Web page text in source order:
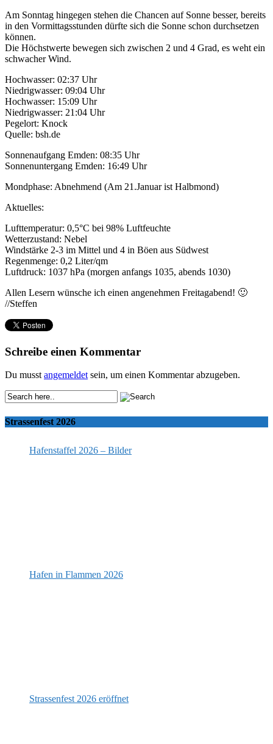
Am Sonntag hingegen stehen die Chancen auf Sonne besser, bereits
in den Vormittagsstunden dürfte sich die Sonne schon durchsetzen
können.
Die Höchstwerte bewegen sich zwischen 2 und 4 Grad, es weht ein
schwacher Wind.
Hochwasser: 02:37 Uhr
Niedrigwasser: 09:04 Uhr
Hochwasser: 15:09 Uhr
Niedrigwasser: 21:04 Uhr
Pegelort: Knock
Quelle: bsh.de
Sonnenaufgang Emden: 08:35 Uhr
Sonnenuntergang Emden: 16:49 Uhr
Mondphase: Abnehmend (Am 21.Januar ist Halbmond)
Aktuelles:
Lufttemperatur: 0,5°C bei 98% Luftfeuchte
Wetterzustand: Nebel
Windstärke 2-3 im Mittel und 4 in Böen aus Südwest
Regenmenge: 0,2 Liter/qm
Luftdruck: 1037 hPa (morgen anfangs 1035, abends 1030)
Allen Lesern wünsche ich einen angenehmen Freitagabend! 🙂
//Steffen
Schreibe einen Kommentar
Du musst angemeldet sein, um einen Kommentar abzugeben.
Strassenfest 2026
Hafenstaffel 2026 – Bilder
Hafen in Flammen 2026
Strassenfest 2026 eröffnet